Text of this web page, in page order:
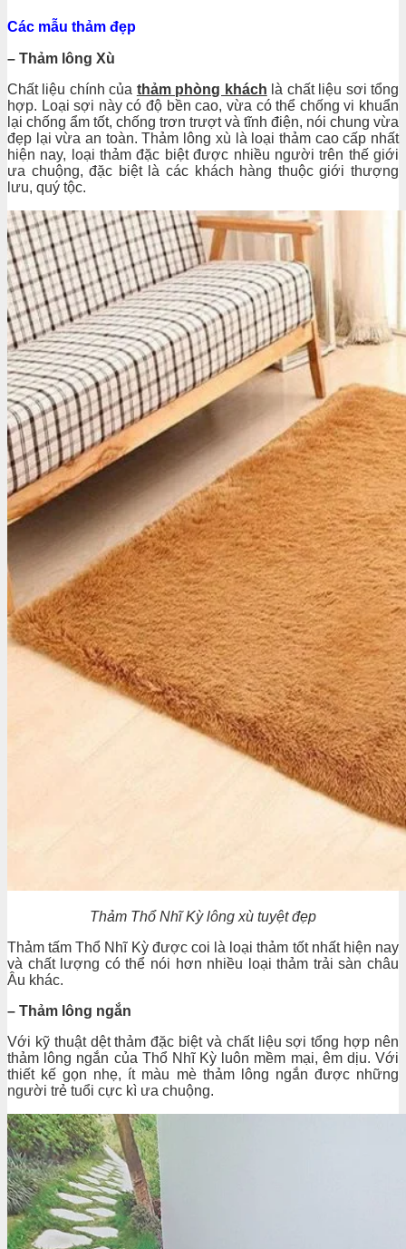
Các mẫu thảm đẹp
– Thảm lông Xù
Chất liệu chính của thảm phòng khách là chất liệu sơi tổng
hợp. Loại sợi này có độ bền cao, vừa có thể chống vi khuẩn
lại chống ẩm tốt, chống trơn trượt và tĩnh điện, nói chung vừa
đẹp lại vừa an toàn. Thảm lông xù là loại thảm cao cấp nhất
hiện nay, loại thảm đặc biệt được nhiều người trên thế giới
ưa chuộng, đặc biệt là các khách hàng thuộc giới thượng
lưu, quý tộc.
Thảm Thổ Nhĩ Kỳ lông xù tuyệt đẹp
Thảm tấm Thổ Nhĩ Kỳ được coi là loại thảm tốt nhất hiện nay
và chất lượng có thể nói hơn nhiều loại thảm trải sàn châu
Âu khác.
– Thảm lông ngắn
Với kỹ thuật dệt thảm đặc biệt và chất liệu sợi tổng hợp nên
thảm lông ngắn của Thổ Nhĩ Kỳ luôn mềm mại, êm dịu. Với
thiết kế gọn nhẹ, ít màu mè thảm lông ngắn được những
người trẻ tuổi cực kì ưa chuộng.